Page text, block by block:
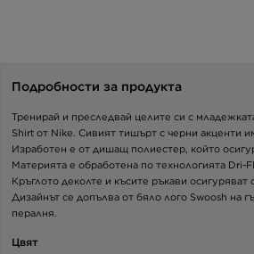
Подробности за продукта
Тренирай и преследвай целите си с
Shirt от Nike. Сивият тишърт с черни акценти
Изработен е от дишащ полиестер, който
Материята е обработена по технологията Dri-
Кръглото деколте и късите ръкави
Дизайнът се допълва от бяло лого Swoosh на
пералня.
Цвят